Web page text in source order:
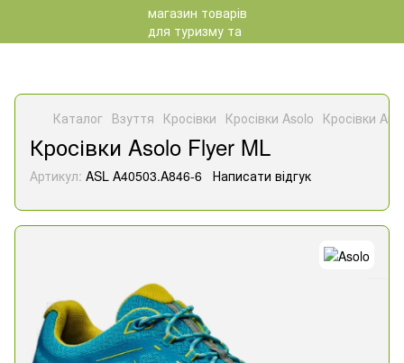
Каталог Взуття Кросівки Кросівки Asolo Кросівки
Кросівки Asolo Flyer ML
Артикул: ASL A40503.A846-6 Написати відгук